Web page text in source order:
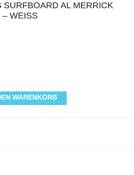
SURFBOARD AL MERRICK
– WEISS
WARENKORB